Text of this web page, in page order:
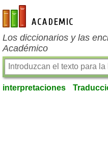
es-academic.com
Los diccionarios y las
Académico
interpretaciones